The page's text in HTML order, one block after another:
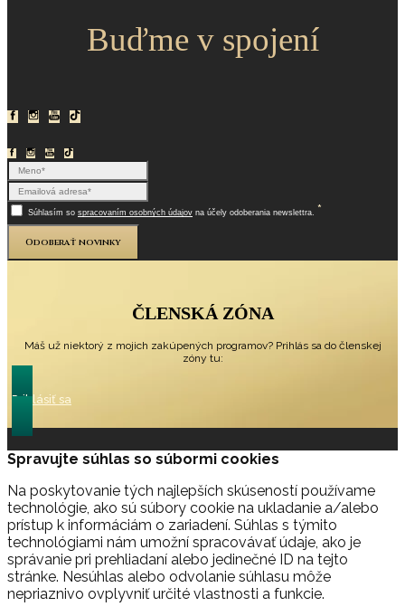
Buďme v spojení
Súhlasím so spracovaním osobných údajov na účely odoberania newslettra. *
Odoberať novinky
ČLENSKÁ ZÓNA
Máš už niektorý z mojich zakúpených programov? Prihlás sa do členskej
zóny tu:
Prihlásiť sa
Spravujte súhlas so súbormi cookies
Na poskytovanie tých najlepších skúseností používame
technológie, ako sú súbory cookie na ukladanie a/alebo
prístup k informáciám o zariadení. Súhlas s týmito
technológiami nám umožní spracovávať údaje, ako je
správanie pri prehliadaní alebo jedinečné ID na tejto
stránke. Nesúhlas alebo odvolanie súhlasu môže
nepriaznivo ovplyvniť určité vlastnosti a funkcie.